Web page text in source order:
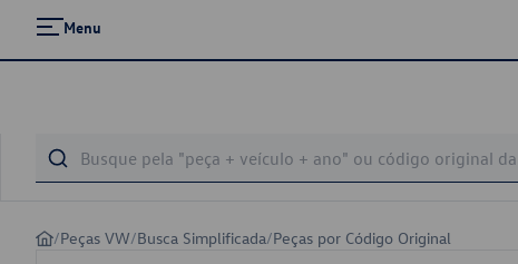
Menu
/Peças VW/Busca Simplificada/Peças por Código Original